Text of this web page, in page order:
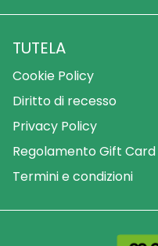
TUTELA
Cookie Policy
Diritto di recesso
Privacy Policy
Regolamento Gift Card
Termini e condizioni